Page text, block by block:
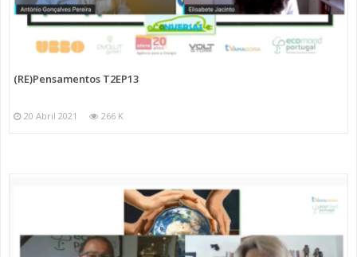
(RE)Pensamentos T2EP13
20 Abril 2021 266 K